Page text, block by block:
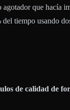
que hacía
tiempo usando
de calidad de